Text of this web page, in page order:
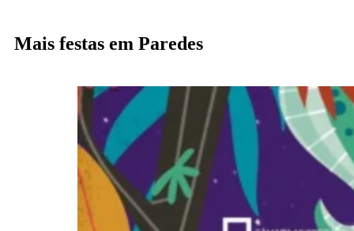
Mais festas em Paredes